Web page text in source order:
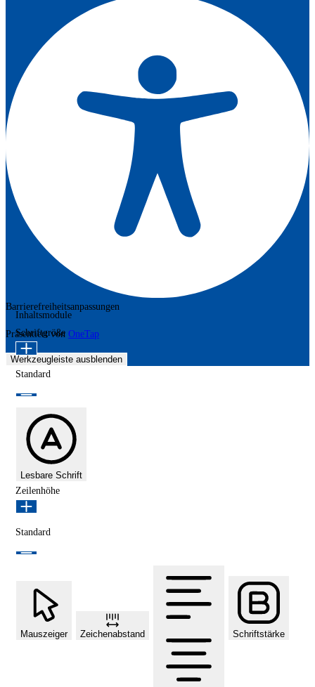
Barrierefreiheitsanpassungen
Präsentiert von OneTap
Werkzeugleiste ausblenden
Inhaltsmodule
Schriftgröße
Standard
Lesbare Schrift
Zeilenhöhe
Standard
Mauszeiger Zeichenabstand Schriftstärke